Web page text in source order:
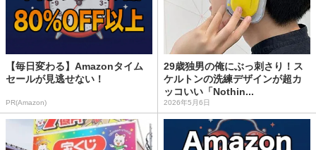
【毎日変わる】Amazonタイム
セールが見逃せない！
PR(Amazon)
29歳独男の俺にぶっ刺さり！ス
ケルトンの洗練デザインが超カ
ッコいい「Nothin...
2026年5月6日